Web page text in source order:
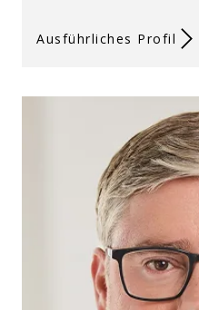
Ausführliches Profil